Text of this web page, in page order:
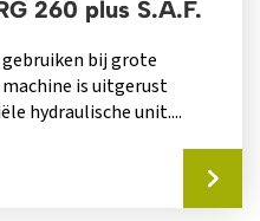
260 plus S.A.F.
gebruiken bij grote
is uitgerust
hydraulische unit....